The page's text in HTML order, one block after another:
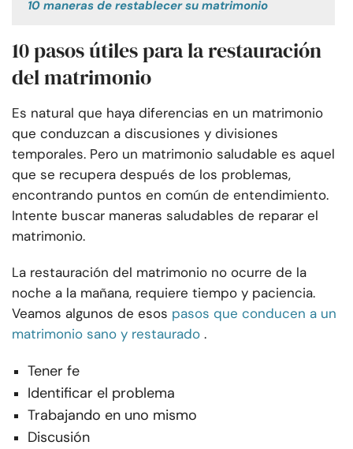
10 maneras de restablecer su matrimonio
10 pasos útiles para la restauración
del matrimonio
Es natural que haya diferencias en un matrimonio
que conduzcan a discusiones y divisiones
temporales. Pero un matrimonio saludable es aquel
que se recupera después de los problemas,
encontrando puntos en común de entendimiento.
Intente buscar maneras saludables de reparar el
matrimonio.
La restauración del matrimonio no ocurre de la
noche a la mañana, requiere tiempo y paciencia.
Veamos algunos de esos pasos que conducen a un
matrimonio sano y restaurado .
Tener fe
Identificar el problema
Trabajando en uno mismo
Discusión